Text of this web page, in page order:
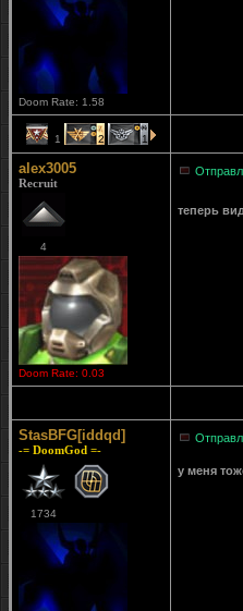
Doom Rate: 1.58
1 2 1
alex3005
Recruit
4
Doom Rate: 0.03
теперь
StasBFG[iddqd]
-= DoomGod =-
1734
у меня